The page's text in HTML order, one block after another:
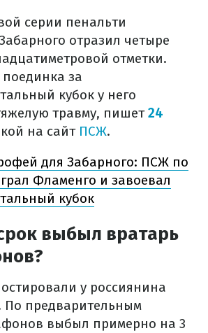
серии пенальти
отразил четыре
отметки.
за
кубок у него
травму, пишет24
на сайт ПСЖ.
для Забарного: ПСЖ по
Фламенго и завоевал
кубок
выбыл вратарь
у россиянина
По предварительным
выбыл примерно на 3